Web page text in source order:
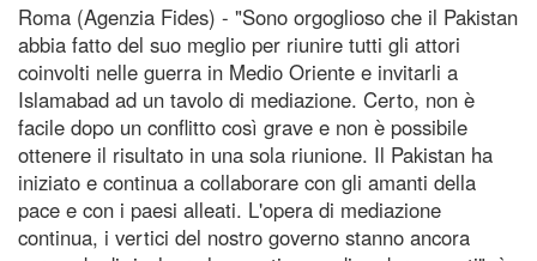
Roma (Agenzia Fides) - "Sono orgoglioso che il Pakistan
abbia fatto del suo meglio per riunire tutti gli attori
coinvolti nelle guerra in Medio Oriente e invitarli a
Islamabad ad un tavolo di mediazione. Certo, non è
facile dopo un conflitto così grave e non è possibile
ottenere il risultato in una sola riunione. Il Pakistan ha
iniziato e continua a collaborare con gli amanti della
pace e con i paesi alleati. L'opera di mediazione
continua, i vertici del nostro governo stanno ancora